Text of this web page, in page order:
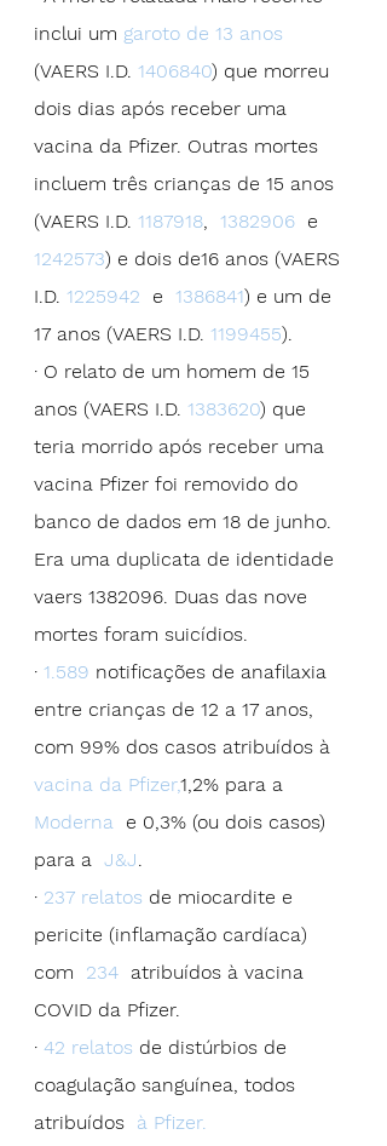
inclui um garoto de 13 anos
(VAERS I.D. 1406840) que morreu
dois dias após receber uma
vacina da Pfizer. Outras mortes
incluem três crianças de 15 anos
(VAERS I.D. 1187918 1382906
  e
1242573) e dois de16 anos (VAERS
I.D. 1225942
  e
1386841) e um de
17 anos (VAERS I.D. 1199455).
· O relato de um homem de 15
anos (VAERS I.D. 1383620) que
teria morrido após receber uma
vacina Pfizer foi removido do
banco de dados em 18 de junho.
Era uma duplicata de identidade
vaers 1382096. Duas das nove
mortes foram suicídios.
· 1.589 notificações de anafilaxia
entre crianças de 12 a 17 anos,
com 99% dos casos atribuídos à
vacina da Pfizer,1,2% para a
Moderna
e 0,3% (ou dois casos)
para a J&J
· 237 relatos de miocardite e
pericite (inflamação cardíaca)
com 234
  atribuídos à vacina
COVID da Pfizer.
· 42 relatos de distúrbios de
coagulação sanguínea, todos
atribuídos à Pfizer.